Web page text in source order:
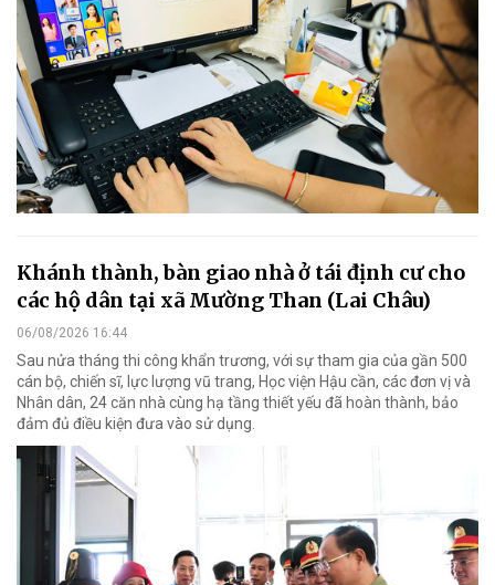
Khánh thành, bàn giao nhà ở tái định cư cho
các hộ dân tại xã Mường Than (Lai Châu)
06/08/2026 16:44
Sau nửa tháng thi công khẩn trương, với sự tham gia của gần 500
cán bộ, chiến sĩ, lực lượng vũ trang, Học viện Hậu cần, các đơn vị và
Nhân dân, 24 căn nhà cùng hạ tầng thiết yếu đã hoàn thành, bảo
đảm đủ điều kiện đưa vào sử dụng.